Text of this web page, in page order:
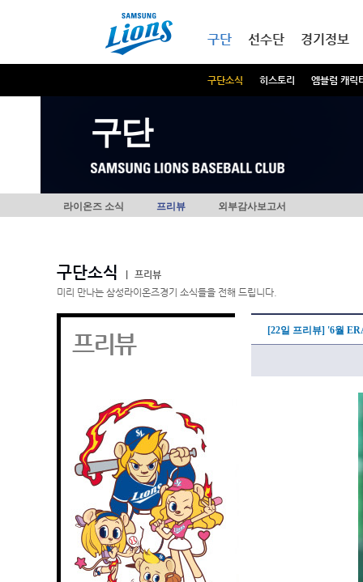
구단
구단소식 히스토리 엠블럼 캐릭
선수단 경기정보
구단
라이온즈 소식 프리뷰 외부감사보고서
구단소식
프리뷰
미리 만나는 삼성라이온즈경기 소식들을 전해 드립니다.
프리뷰 [22일 프리뷰] '6월